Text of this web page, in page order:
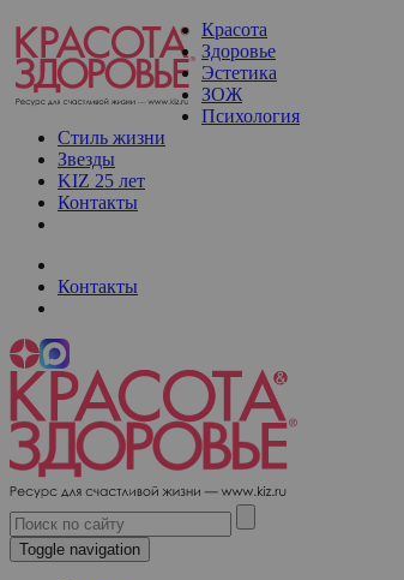
Красота
Здоровье
Эстетика
ЗОЖ
Психология
Стиль жизни
Звезды
KIZ 25 лет
Контакты
Контакты
Toggle navigation